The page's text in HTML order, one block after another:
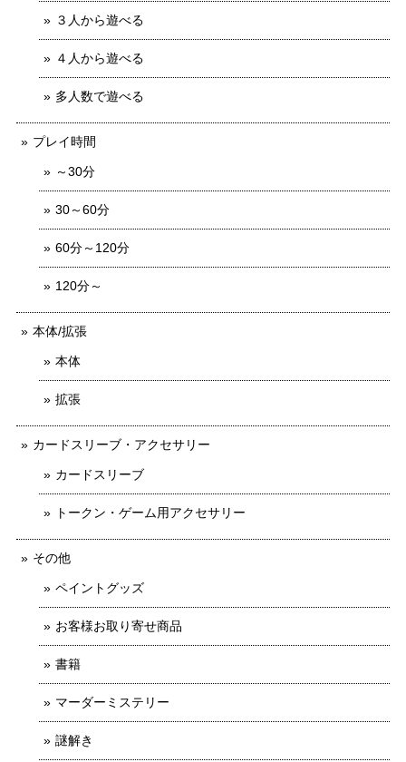
３人から遊べる
４人から遊べる
多人数で遊べる
プレイ時間
～30分
30～60分
60分～120分
120分～
本体/拡張
本体
拡張
カードスリーブ・アクセサリー
カードスリーブ
トークン・ゲーム用アクセサリー
その他
ペイントグッズ
お客様お取り寄せ商品
書籍
マーダーミステリー
謎解き